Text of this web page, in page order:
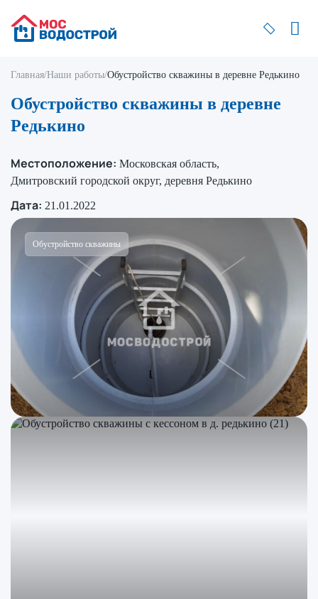
Главная/Наши работы/Обустройство скважины в деревне Редькино
Обустройство скважины в деревне
Редькино
Местоположение: Московская область,
Дмитровский городской округ, деревня Редькино
Дата: 21.01.2022
Обустройство скважины